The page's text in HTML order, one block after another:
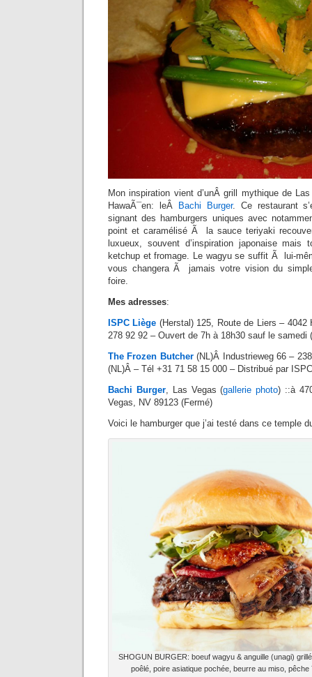
Mon inspiration vient d’unÂ grill mythique de
HawaÃ¯en: leÂ Bachi Burger. Ce restaurant
signant des hamburgers uniques avec
point et caramélisé Ã la sauce teriyaki
luxueux, souvent d’inspiration japonaise mais
ketchup et fromage. Le wagyu se suffit Ã lui-
vous changera Ã jamais votre vision du
foire.
Mes adresses:
ISPC Liège (Herstal) 125, Route de Liers – 4042
278 92 92 – Ouvert de 7h à 18h30 sauf le samedi
The Frozen Butcher (NL)Â Industrieweg 66 –
(NL)Â – Tél +31 71 58 15 000 – Distribué par
Bachi Burger, Las Vegas (gallerie photo) ::à
Vegas, NV 89123 (Fermé)
Voici le hamburger que j’ai testé dans ce temple
SHOGUN BURGER: boeuf wagyu & anguille (unagi)
poêlé, poire asiatique pochée, beurre au miso,